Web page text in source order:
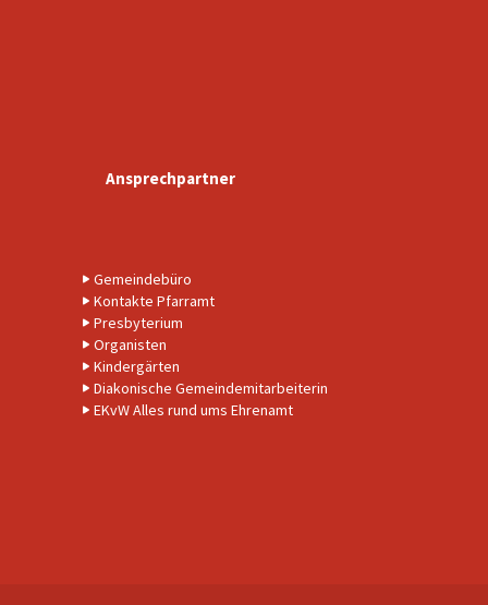
Ansprechpartner
Gemeindebüro
Kontakte Pfarramt
Presbyterium
Organisten
Kindergärten
Diakonische Gemeindemitarbeiterin
EKvW Alles rund ums Ehrenamt